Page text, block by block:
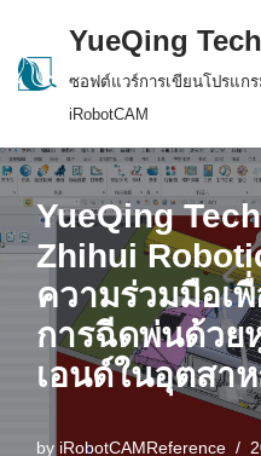
Skip
YueQing
ซอฟต์แวร์การเขียนโปรแก
iRobotCAM
YueQing
Zhihui
ความร่วมมือเ
การฉีดพ่นด้วย
เอนด์ในอุตสา
by iRobotCAMReference